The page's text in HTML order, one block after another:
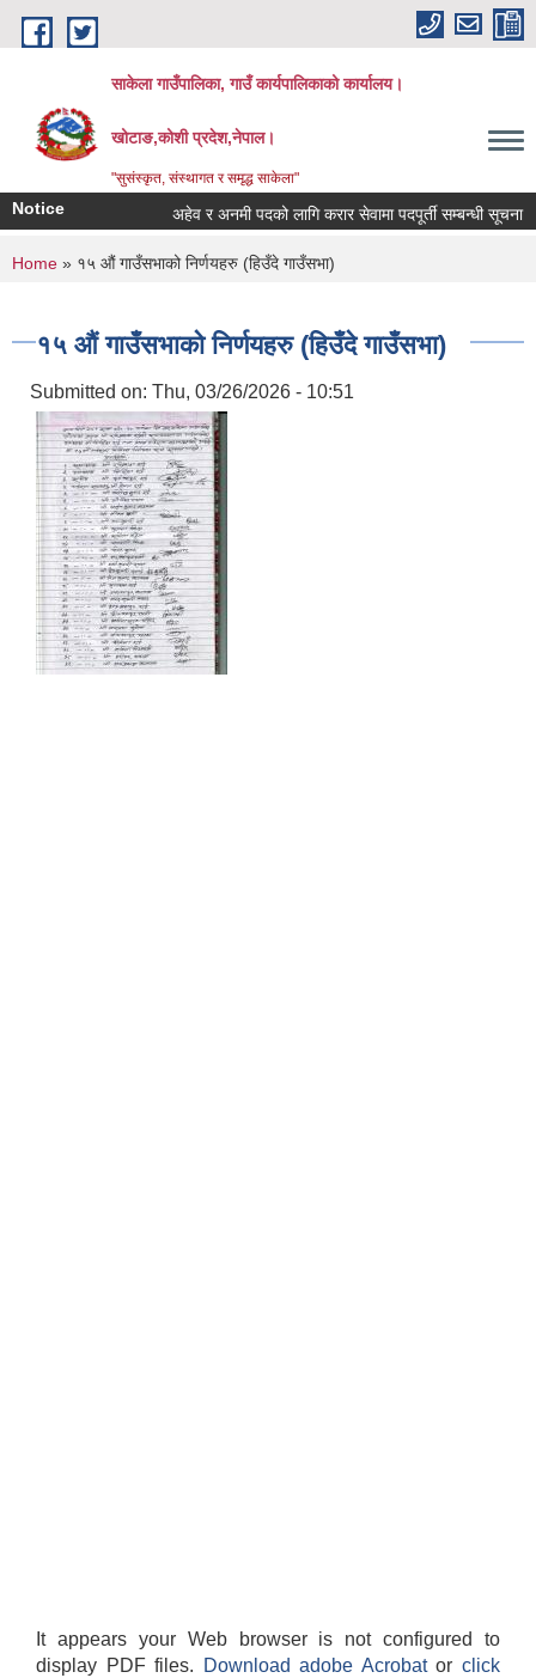
Skip to main content
साकेला गाउँपालिका, गाउँ कार्यपालिकाको कार्यालय।
खोटाङ,कोशी प्रदेश,नेपाल।
"सुसंस्कृत, संस्थागत र समृद्ध साकेला"
Notice अहेव र अनमी पदको लागि करार सेवामा पदपूर्ती सम्बन्धी सूचना
You are here
Home » १५ औं गाउँसभाको निर्णयहरु (हिउँदे गाउँसभा)
१५ औं गाउँसभाको निर्णयहरु (हिउँदे गाउँसभा)
Submitted on: Thu, 03/26/2026 - 10:51
It appears your Web browser is not configured to
display PDF files.
Download adobe Acrobatorclick